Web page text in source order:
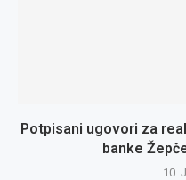
Potpisani ugovori za
banke
10.